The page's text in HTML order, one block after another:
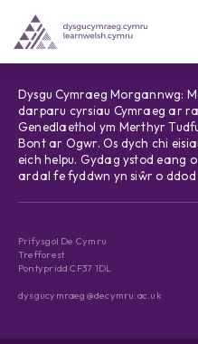
Dysgu Cymraeg Morgannwg:
darparu cyrsiau Cymraeg ar
Genedlaethol ym Merthyr
Bont ar Ogwr. Os dych chi
eich helpu. Gydag ystod eang
ardal fe fyddwn yn siŵr o ddod
Prifysgol De Cymru
Trefforest
Pontypridd CF37 1DL
dysgucymraeg@decymru.ac.uk